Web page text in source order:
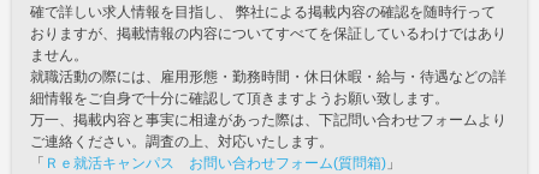
確で詳しい求人情報を目指し、 弊社による掲載内容の確認を随時行って
おりますが、掲載情報の内容についてすべてを保証しているわけではあり
ません。
就職活動の際には、雇用形態・勤務時間・休日休暇・給与・待遇などの詳
細情報をご自身で十分に確認して頂きますようお願い致します。
万一、掲載内容と事実に相違があった際は、下記問い合わせフォームより
ご連絡ください。調査の上、対応いたします。
「 Ｒｅ就活キャンパス お問い合わせフォーム(質問箱) 」